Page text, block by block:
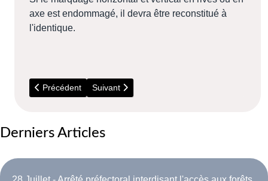
axe est endommagé, il devra être reconstitué à
l'identique.
Article précédent : Du 17 au 23 Juin - Enquête sur vos
Précédent Article suivant : 23 au 25 Juin - Campagne
Suivant
Derniers Articles